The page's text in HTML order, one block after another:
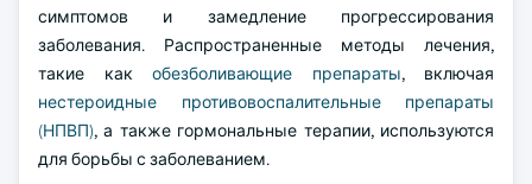
симптомов и замедление прогрессирования
заболевания. Распространенные методы лечения,
такие как обезболивающие препараты, включая
нестероидные противовоспалительные препараты
(НПВП), а также гормональные терапии, используются
для борьбы с заболеванием.